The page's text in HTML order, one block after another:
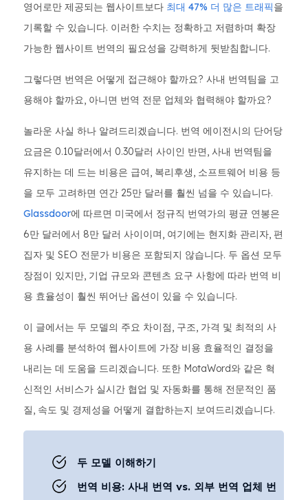
영어로만 제공되는 웹사이트보다 최대 47% 더 많은 트래픽을
기록할 수 있습니다. 이러한 수치는 정확하고 저렴하며 확장
가능한 웹사이트 번역의 필요성을 강력하게 뒷받침합니다.
그렇다면 번역은 어떻게 접근해야 할까요? 사내 번역팀을 고
용해야 할까요, 아니면 번역 전문 업체와 협력해야 할까요?
놀라운 사실 하나 알려드리겠습니다. 번역 에이전시의 단어당
요금은 0.10달러에서 0.30달러 사이인 반면, 사내 번역팀을
유지하는 데 드는 비용은 급여, 복리후생, 소프트웨어 비용 등
을 모두 고려하면 연간 25만 달러를 훨씬 넘을 수 있습니다.
Glassdoor에 따르면 미국에서 정규직 번역가의 평균 연봉은
6만 달러에서 8만 달러 사이이며, 여기에는 현지화 관리자, 편
집자 및 SEO 전문가 비용은 포함되지 않습니다. 두 옵션 모두
장점이 있지만, 기업 규모와 콘텐츠 요구 사항에 따라 번역 비
용 효율성이 훨씬 뛰어난 옵션이 있을 수 있습니다.
이 글에서는 두 모델의 주요 차이점, 구조, 가격 및 최적의 사
용 사례를 분석하여 웹사이트에 가장 비용 효율적인 결정을
내리는 데 도움을 드리겠습니다. 또한 MotaWord와 같은 혁
신적인 서비스가 실시간 협업 및 자동화를 통해 전문적인 품
질, 속도 및 경제성을 어떻게 결합하는지 보여드리겠습니다.
두 모델 이해하기
번역 비용: 사내 번역 vs. 외부 번역 업체 번